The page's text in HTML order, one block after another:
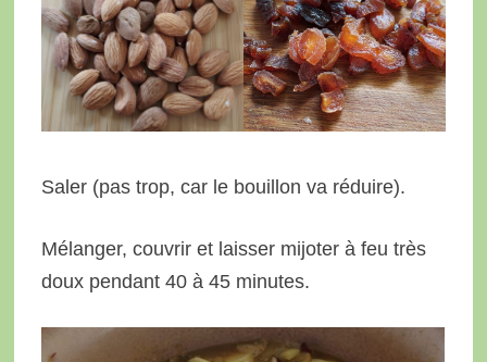
Saler (pas trop, car le bouillon va réduire).
Mélanger, couvrir et laisser mijoter à feu très
doux pendant 40 à 45 minutes.